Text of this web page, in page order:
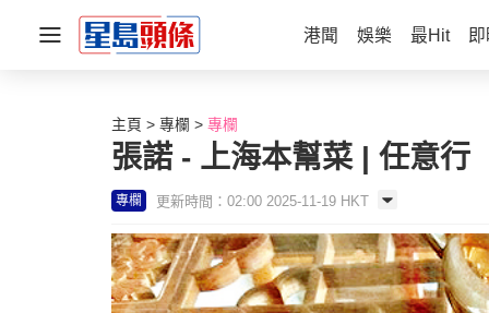
港聞 娛樂 最Hit
主頁 專欄 專欄
張諾 - 上海本幫菜 | 任意行
專欄 更新時間：02:00 2025-11-19 HKT